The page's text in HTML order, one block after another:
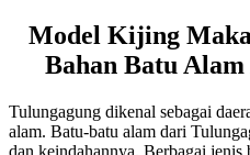
Model Kijing
Bahan Batu
Tulungagung dikenal sebagai
alam. Batu-batu alam dari